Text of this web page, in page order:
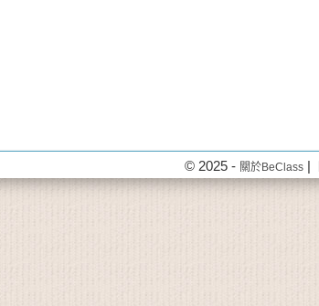
© 2025 - 關於BeClass |